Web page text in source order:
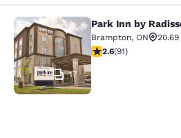
Park Inn by
17
Park Inn by
Brampton, ON
calificación de 2.57
2.6(91)